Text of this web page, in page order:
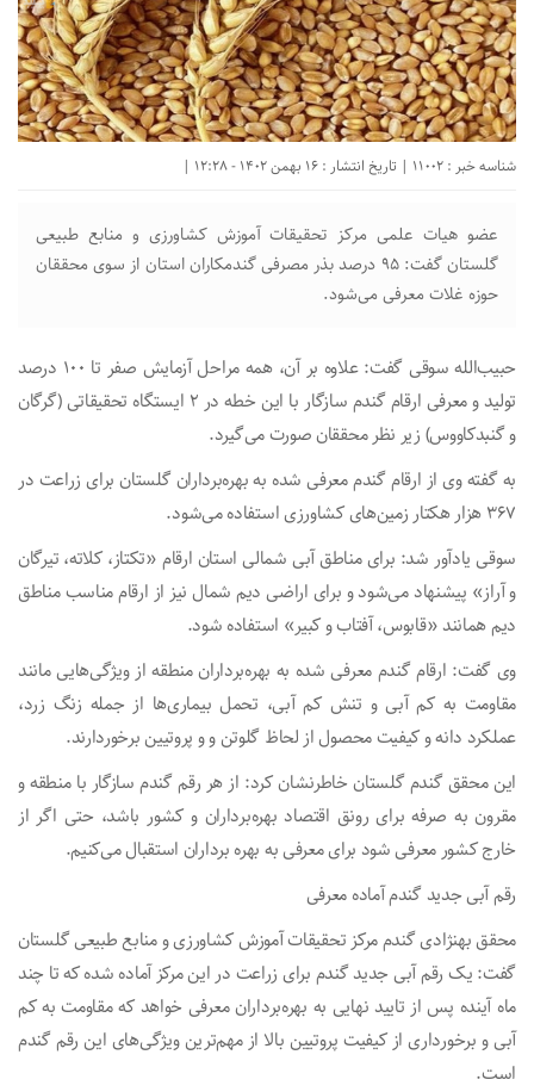
شناسه خبر : 11002 | تاریخ انتشار : 16 بهمن 1402 - 12:28 |
عضو هیات علمی مرکز تحقیقات آموزش کشاورزی و منابع طبیعی
گلستان گفت: ۹۵ درصد بذر مصرفی گندمکاران استان از سوی محققان
حوزه غلات معرفی می‌شود.
حبیب‌الله سوقی گفت: علاوه بر آن، همه مراحل آزمایش صفر تا ۱۰۰ درصد
تولید و معرفی ارقام گندم سازگار با این خطه در ۲ ایستگاه تحقیقاتی (گرگان
و گنبدکاووس) زیر نظر محققان صورت می‌گیرد.
به گفته وی از ارقام گندم معرفی شده به بهره‌برداران گلستان برای زراعت در
۳۶۷ هزار هکتار زمین‌های کشاورزی استفاده می‌شود.
سوقی یادآور شد: برای مناطق آبی شمالی استان ارقام «تکتاز، کلاته، تیرگان
و آراز» پیشنهاد می‌شود و برای اراضی دیم شمال نیز از ارقام مناسب مناطق
دیم همانند «قابوس، آفتاب و کبیر» استفاده شود.
وی گفت: ارقام گندم معرفی شده به بهره‌برداران منطقه از ویژگی‌هایی مانند
مقاومت به کم آبی و تنش کم آبی، تحمل بیماری‌ها از جمله زنگ زرد،
عملکرد دانه و کیفیت محصول از لحاظ گلوتن و و پروتیین برخوردارند.
این محقق گندم گلستان خاطرنشان کرد: از هر رقم گندم سازگار با منطقه و
مقرون به صرفه برای رونق اقتصاد بهره‌برداران و کشور باشد، حتی اگر از
خارج کشور معرفی شود برای معرفی به بهره برداران استقبال می‌کنیم.
رقم آبی جدید گندم آماده معرفی
محقق بهنژادی گندم مرکز تحقیقات آموزش کشاورزی و منابع طبیعی گلستان
گفت: یک رقم آبی جدید گندم برای زراعت در این مرکز آماده شده که تا چند
ماه آینده پس از تایید نهایی به بهره‌برداران معرفی خواهد که مقاومت به کم
آبی و برخورداری از کیفیت پروتیین بالا از مهم‌ترین ویژگی‌های این رقم گندم
است.